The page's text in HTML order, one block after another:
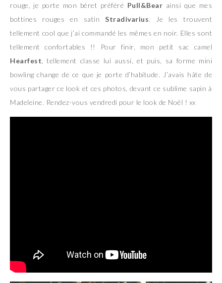
rouge, je porte mon béret préféré Pull&Bear ainsi que mes
bottines rouges en satinStradivarius. Je les trouvent
tellement cool que j’ai commandé les mêmes en noir. Elles sont
tellement confortables !! Pour finir, mon petit sac camel
Hearfest , tellement classe lui aussi, et puis, sa forme mini
bowling change de ce que je porte d’habitude. J’avais hâte de
vous partager ce look et ces photos, devant ce sublime sapin à
Madeleine. Rendez-vous vendredi pour le look de Noël ! xx